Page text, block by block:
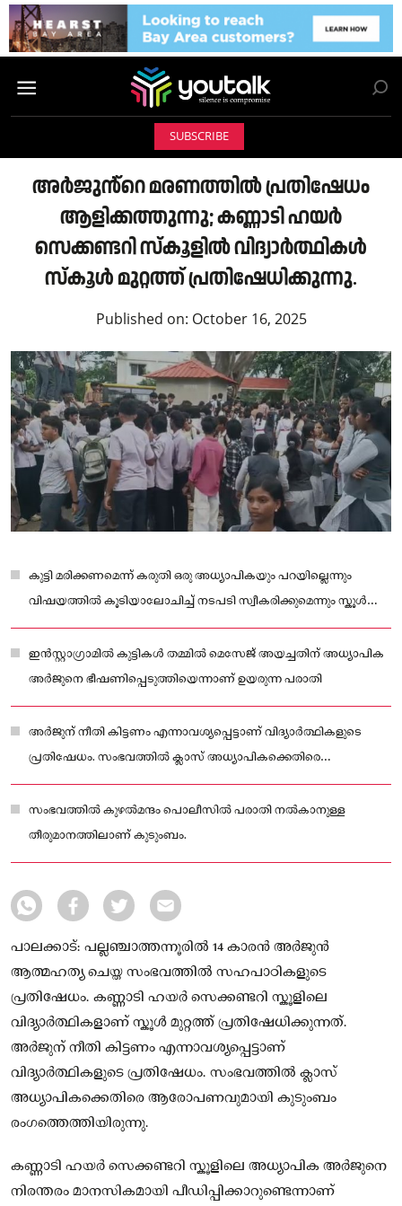
SUBSCRIBE
അർജുൻ്റെ മരണത്തിൽ പ്രതിഷേധം
ആളിക്കത്തുന്നു; കണ്ണാടി ഹയർ
സെക്കണ്ടറി സ്കൂളിൽ വിദ്യാർത്ഥികൾ
സ്കൂൾ മുറ്റത്ത് പ്രതിഷേധിക്കുന്നു.
Published on: October 16, 2025
കുട്ടി മരിക്കണമെന്ന് കരുതി ഒരു അധ്യാപികയും പറയില്ലെന്നും
വിഷയത്തില്‍ കൂടിയാലോചിച്ച് നടപടി സ്വീകരിക്കുമെന്നും സ്കൂൾ
അധികൃതര്‍ പ്രതികരിച്ചു
ഇൻസ്റ്റാഗ്രാമിൽ കുട്ടികൾ തമ്മിൽ മെസേജ് അയച്ചതിന് അധ്യാപിക
അർജുനെ ഭീഷണിപ്പെടുത്തിയെന്നാണ് ഉയരുന്ന പരാതി
അർജുന് നീതി കിട്ടണം എന്നാവശ്യപ്പെട്ടാണ് വിദ്യാർത്ഥികളുടെ
പ്രതിഷേധം. സംഭവത്തിൽ ക്ലാസ് അധ്യാപികക്കെതിരെ
ആരോപണവുമായി കുടുംബം രംഗത്തെത്തിയിരുന്നു.
സംഭവത്തിൽ കുഴൽമന്ദം പൊലീസിൽ പരാതി നൽകാനുള്ള
തീരുമാനത്തിലാണ് കുടുംബം.
പാലക്കാട്: പല്ലഞ്ചാത്തന്നൂരിൽ 14 കാരൻ അർജുൻ
ആത്മഹത്യ ചെയ്ത സംഭവത്തിൽ സഹപാഠികളുടെ
പ്രതിഷേധം. കണ്ണാടി ഹയർ സെക്കണ്ടറി സ്കൂളിലെ
വിദ്യാർത്ഥികളാണ് സ്കൂള്‍ മുറ്റത്ത് പ്രതിഷേധിക്കുന്നത്.
അർജുന് നീതി കിട്ടണം എന്നാവശ്യപ്പെട്ടാണ്
വിദ്യാർത്ഥികളുടെ പ്രതിഷേധം. സംഭവത്തിൽ ക്ലാസ്
അധ്യാപികക്കെതിരെ ആരോപണവുമായി കുടുംബം
രംഗത്തെത്തിയിരുന്നു.
കണ്ണാടി ഹയർ സെക്കണ്ടറി സ്കൂളിലെ അധ്യാപിക അർജുനെ
നിരന്തരം മാനസികമായി പീഡിപ്പിക്കാറുണ്ടെന്നാണ്